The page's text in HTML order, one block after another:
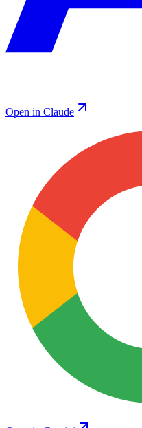
Open in Claude